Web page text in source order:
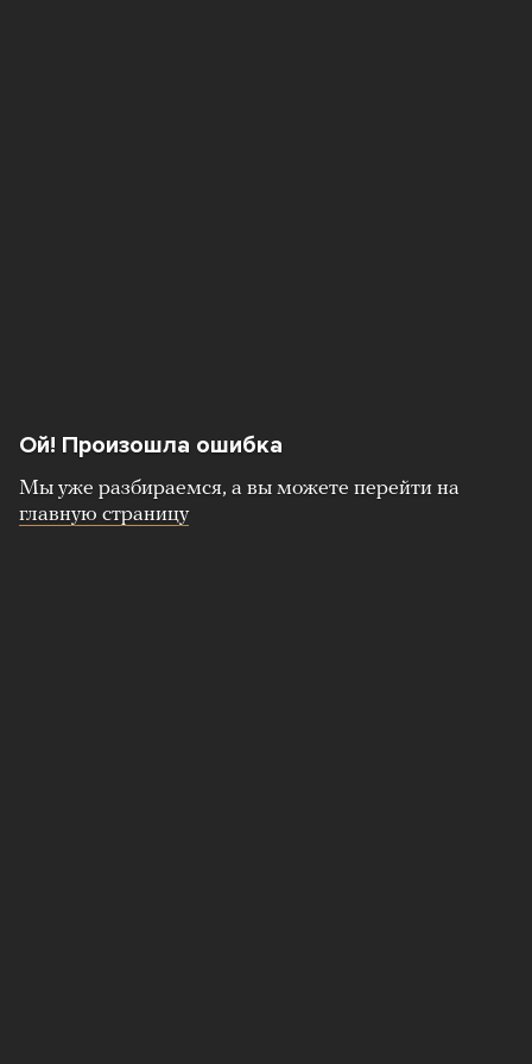
Ой! Произошла ошибка
Мы уже разбираемся, а вы можете перейти на
главную страницу